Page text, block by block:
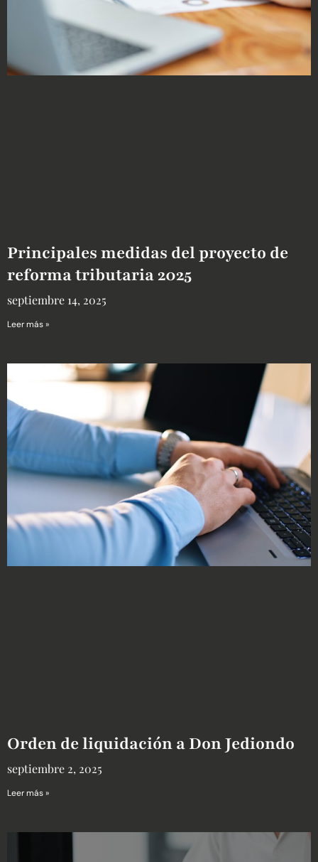
Principales medidas del proyecto de
reforma tributaria 2025
septiembre 14, 2025
Leer más »
Orden de liquidación a Don Jediondo
septiembre 2, 2025
Leer más »